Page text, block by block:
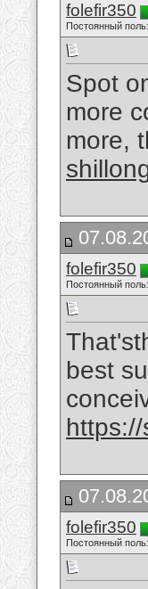
folefir350
Постоянный
Spot
more
more,
folefir350
Постоянный
best
folefir350
Постоянный